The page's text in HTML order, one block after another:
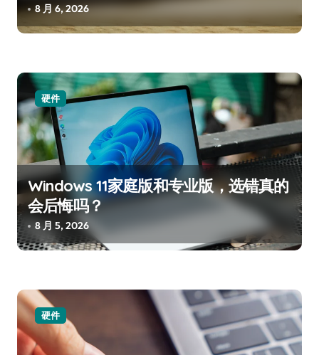
8 月 6, 2026
硬件
Windows 11家庭版和专业版，选错真的
会后悔吗？
8 月 5, 2026
硬件